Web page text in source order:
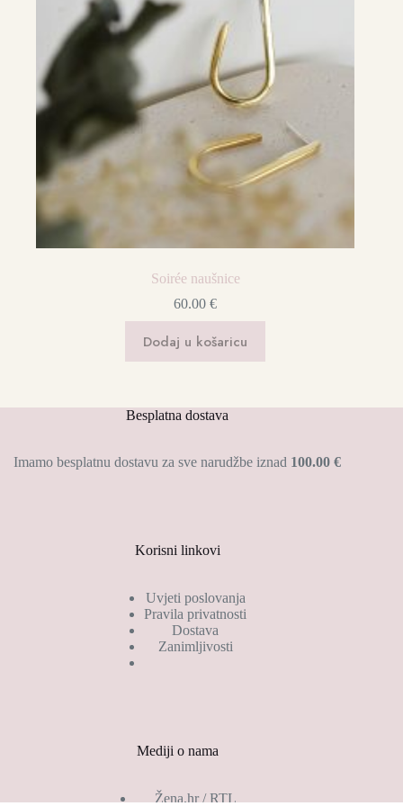
Soirée naušnice
60.00€
Dodaj u košaricu
Besplatna dostava
Imamo besplatnu dostavu za sve narudžbe iznad 100.00 €
Korisni linkovi
Uvjeti poslovanja
Pravila privatnosti
Dostava
Zanimljivosti
Mediji o nama
Žena.hr / RTL